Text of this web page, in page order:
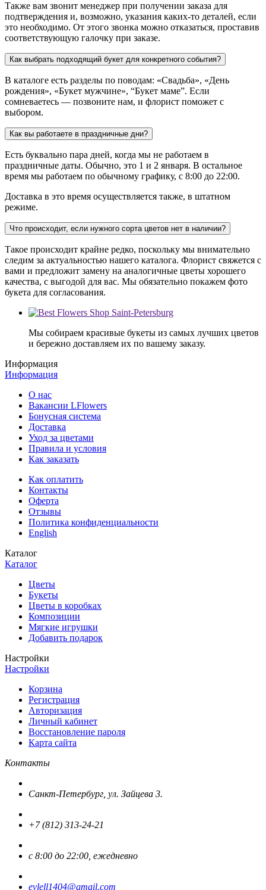
Также вам звонит менеджер при получении заказа для
подтверждения и, возможно, указания каких-то деталей, если
это необходимо. От этого звонка можно отказаться, проставив
соответствующую галочку при заказе.
Как выбрать подходящий букет для конкретного события?
В каталоге есть разделы по поводам: «Свадьба», «День
рождения», «Букет мужчине», “Букет маме”. Если
сомневаетесь — позвоните нам, и флорист поможет с
выбором.
Как вы работаете в праздничные дни?
Есть буквально пара дней, когда мы не работаем в
праздничные даты. Обычно, это 1 и 2 января. В остальное
время мы работаем по обычному графику, с 8:00 до 22:00.
Доставка в это время осуществляется также, в штатном
режиме.
Что происходит, если нужного сорта цветов нет в наличии?
Такое происходит крайне редко, поскольку мы внимательно
следим за актуальностью нашего каталога. Флорист свяжется с
вами и предложит замену на аналогичные цветы хорошего
качества, с выгодой для вас. Мы обязательно покажем фото
букета для согласования.
Мы собираем красивые букеты из самых лучших цветов
и бережно доставляем их по вашему заказу.
Информация
Информация
О нас
Вакансии LFlowers
Бонусная система
Доставка
Уход за цветами
Правила и условия
Как заказать
Как оплатить
Контакты
Оферта
Отзывы
Политика конфиденциальности
English
Каталог
Каталог
Цветы
Букеты
Цветы в коробках
Композиции
Мягкие игрушки
Добавить подарок
Настройки
Настройки
Корзина
Регистрация
Авторизация
Личный кабинет
Восстановление пароля
Карта сайта
Контакты
Санкт-Петербург, ул. Зайцева 3.
+7 (812) 313-24-21
с 8:00 до 22:00, ежедневно
evlell1404@gmail.com